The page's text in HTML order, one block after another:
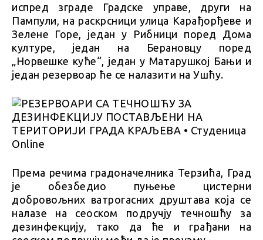
испред зграде Градске управе, други на
Пампули, на раскрсници улица Карађорђеве и
Зелене Горе, један у Рибници поред Дома
културе, један на Берановцу поред
„Норвешке куће“, један у Матарушкој Бањи и
један резервоар ће се налазити на Ушћу.
Према речима градоначелника Терзића, Град
је обезбедио пуњење цистерни
добровољних ватрогасних друштава која се
налазе на сеоском подручју течношћу за
дезинфекцију, тако да ће и грађани на